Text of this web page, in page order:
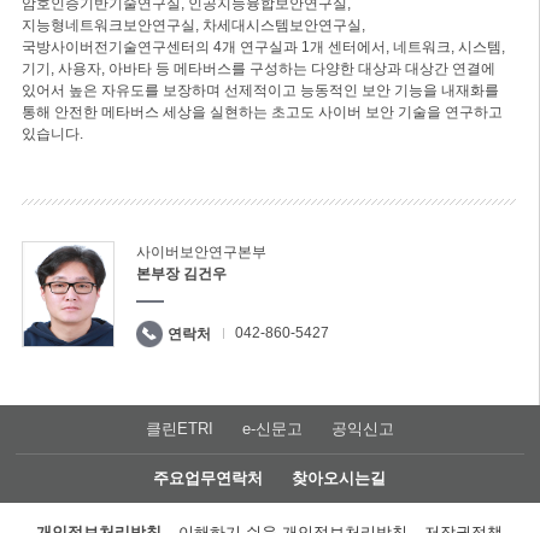
지능형네트워크보안연구실, 차세대시스템보안연구실,
국방사이버전기술연구센터의 4개 연구실과 1개 센터에서, 네트워크, 시스템,
기기, 사용자, 아바타 등 메타버스를 구성하는 다양한 대상과 대상간 연결에
있어서 높은 자유도를 보장하며 선제적이고 능동적인 보안 기능을 내재화를
통해 안전한 메타버스 세상을 실현하는 초고도 사이버 보안 기술을 연구하고
있습니다.
사이버보안연구본부
본부장 김건우
연락처 042-860-5427
클린ETRI e-신문고 공익신고
주요업무연락처 찾아오시는길